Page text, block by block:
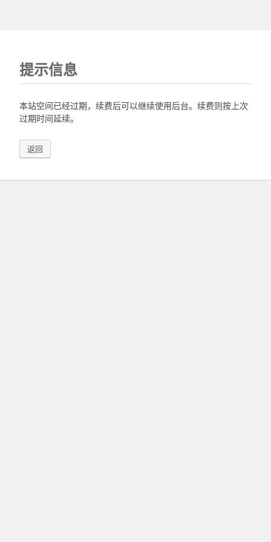
提示信息
本站空间已经过期，续费后可以继续使用后台。续费则按上次
过期时间延续。
返回